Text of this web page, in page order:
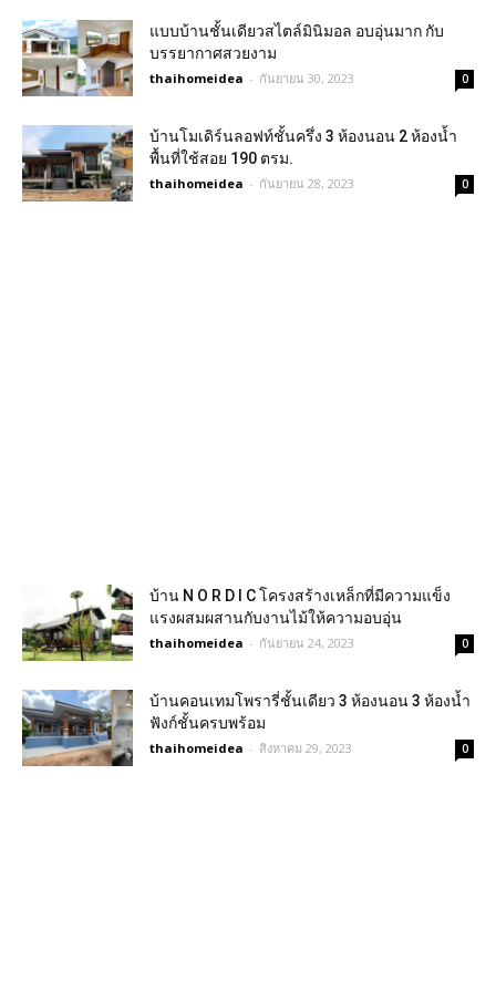
แบบบ้านชั้นเดียวสไตล์มินิมอล อบอุ่นมาก กับ
บรรยากาศสวยงาม
thaihomeidea - กันยายน 30, 2023 0
บ้านโมเดิร์นลอฟท์ชั้นครึ่ง 3 ห้องนอน 2 ห้องน้ำ
พื้นที่ใช้สอย 190 ตรม.
thaihomeidea - กันยายน 28, 2023 0
บ้าน N O R D I C โครงสร้างเหล็กที่มีความแข็ง
แรงผสมผสานกับงานไม้ให้ความอบอุ่น
thaihomeidea - กันยายน 24, 2023 0
บ้านคอนเทมโพรารี่ชั้นเดียว 3 ห้องนอน 3 ห้องน้ำ
ฟังก์ชั้นครบพร้อม
thaihomeidea - สิงหาคม 29, 2023 0